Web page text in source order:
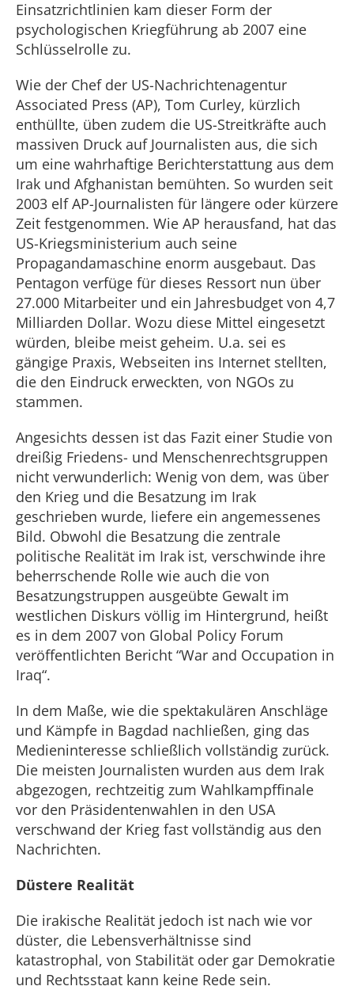
Einsatzrichtlinien kam dieser Form der
psychologischen Kriegführung ab 2007 eine
Schlüsselrolle zu.
Wie der Chef der US-Nachrichtenagentur
Associated Press (AP), Tom Curley, kürzlich
enthüllte, üben zudem die US-Streitkräfte auch
massiven Druck auf Journalisten aus, die sich
um eine wahrhaftige Berichterstattung aus dem
Irak und Afghanistan bemühten. So wurden seit
2003 elf AP-Journalisten für längere oder kürzere
Zeit festgenommen. Wie AP herausfand, hat das
US-Kriegsministerium auch seine
Propagandamaschine enorm ausgebaut. Das
Pentagon verfüge für dieses Ressort nun über
27.000 Mitarbeiter und ein Jahresbudget von 4,7
Milliarden Dollar. Wozu diese Mittel eingesetzt
würden, bleibe meist geheim. U.a. sei es
gängige Praxis, Webseiten ins Internet stellten,
die den Eindruck erweckten, von NGOs zu
stammen.
Angesichts dessen ist das Fazit einer Studie von
dreißig Friedens- und Menschenrechtsgruppen
nicht verwunderlich: Wenig von dem, was über
den Krieg und die Besatzung im Irak
geschrieben wurde, liefere ein angemessenes
Bild. Obwohl die Besatzung die zentrale
politische Realität im Irak ist, verschwinde ihre
beherrschende Rolle wie auch die von
Besatzungstruppen ausgeübte Gewalt im
westlichen Diskurs völlig im Hintergrund, heißt
es in dem 2007 von Global Policy Forum
veröffentlichten Bericht “War and Occupation in
Iraq“.
In dem Maße, wie die spektakulären Anschläge
und Kämpfe in Bagdad nachließen, ging das
Medieninteresse schließlich vollständig zurück.
Die meisten Journalisten wurden aus dem Irak
abgezogen, rechtzeitig zum Wahlkampffinale
vor den Präsidentenwahlen in den USA
verschwand der Krieg fast vollständig aus den
Nachrichten.
Düstere Realität
Die irakische Realität jedoch ist nach wie vor
düster, die Lebensverhältnisse sind
katastrophal, von Stabilität oder gar Demokratie
und Rechtsstaat kann keine Rede sein.